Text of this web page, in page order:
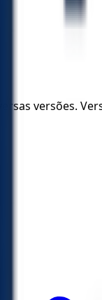
versões.